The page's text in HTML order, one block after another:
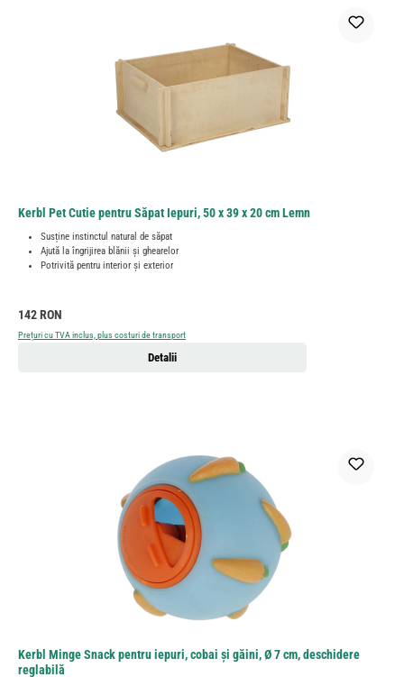
Kerbl Pet Cutie pentru Săpat Iepuri, 50 x 39 x 20 cm Lemn
Susține instinctul natural de săpat
Ajută la îngrijirea blănii și ghearelor
Potrivită pentru interior și exterior
Preț obișnuit:
142 RON
Prețuri cu TVA inclus, plus costuri de transport
Detalii
Kerbl Minge Snack pentru iepuri, cobai și găini, Ø 7 cm, deschidere
reglabilă